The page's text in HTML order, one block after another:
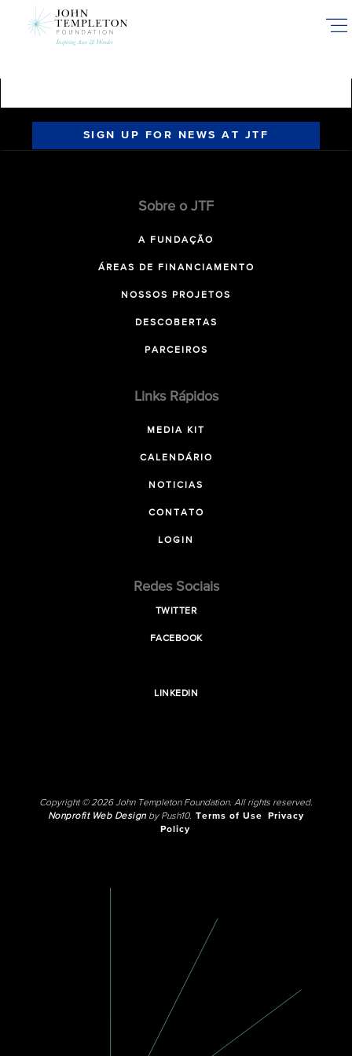
SIGN UP FOR NEWS AT JTF
Sobre o JTF
A FUNDAÇÃO
ÁREAS DE FINANCIAMENTO
NOSSOS PROJETOS
DESCOBERTAS
PARCEIROS
Links Rápidos
MEDIA KIT
CALENDÁRIO
NOTICIAS
CONTATO
LOGIN
Redes Sociais
TWITTER
FACEBOOK
LINKEDIN
Copyright © 2026 John Templeton Foundation. All rights reserved.
Nonprofit Web Designby Push10. Terms of Use
Privacy
Policy